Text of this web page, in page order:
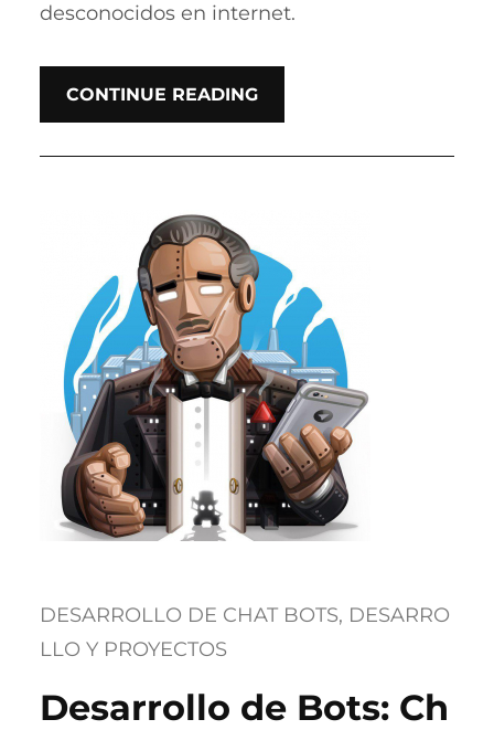
desconocidos en internet.
CONTINUE READING
DESARROLLO DE CHAT BOTS, DESARRO
LLO Y PROYECTOS
Desarrollo de Bots: Ch